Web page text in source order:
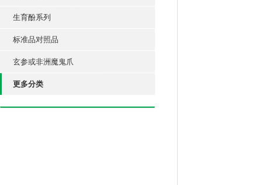
生育酚系列
标准品对照品
玄参或非洲魔鬼爪
更多分类